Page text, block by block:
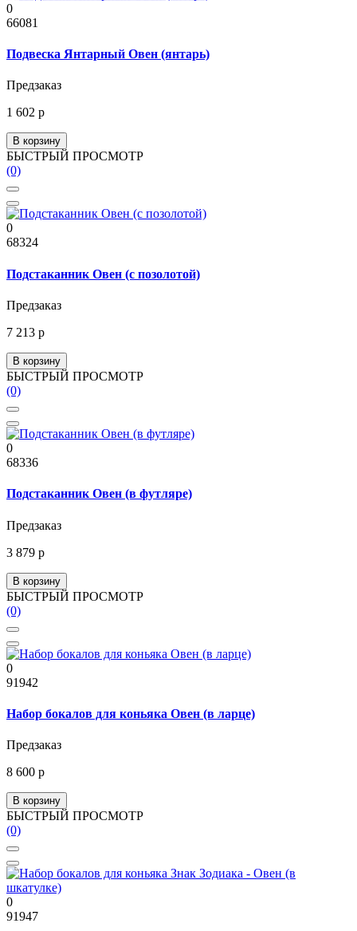
0
66081
Подвеска Янтарный Овен (янтарь)
Предзаказ
1 602 р
В корзину
БЫСТРЫЙ ПРОСМОТР
(0)
0
68324
Подстаканник Овен (с позолотой)
Предзаказ
7 213 р
В корзину
БЫСТРЫЙ ПРОСМОТР
(0)
0
68336
Подстаканник Овен (в футляре)
Предзаказ
3 879 р
В корзину
БЫСТРЫЙ ПРОСМОТР
(0)
0
91942
Набор бокалов для коньяка Овен (в ларце)
Предзаказ
8 600 р
В корзину
БЫСТРЫЙ ПРОСМОТР
(0)
0
91947